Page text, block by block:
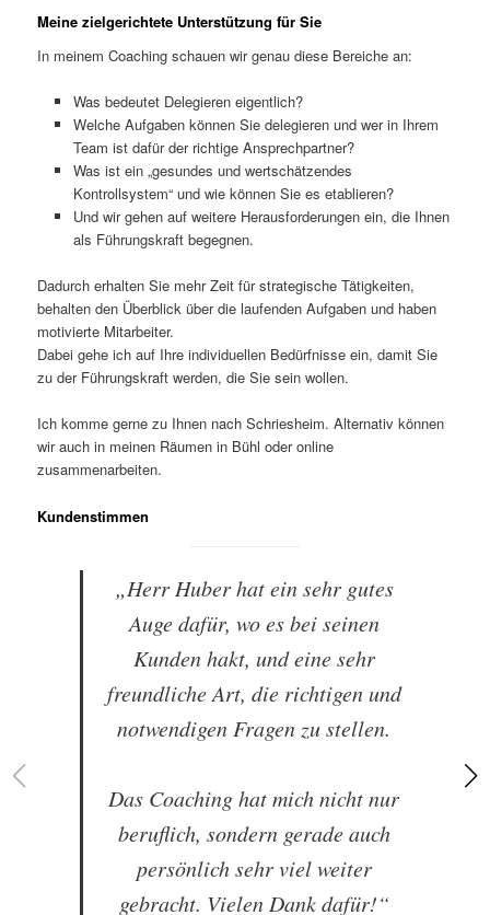
Meine zielgerichtete Unterstützung für Sie
In meinem Coaching schauen wir genau diese Bereiche an:
Was bedeutet Delegieren eigentlich?
Welche Aufgaben können Sie delegieren und wer in Ihrem
Team ist dafür der richtige Ansprechpartner?
Was ist ein „gesundes und wertschätzendes
Kontrollsystem“ und wie können Sie es etablieren?
Und wir gehen auf weitere Herausforderungen ein, die Ihnen
als Führungskraft begegnen.
Dadurch erhalten Sie mehr Zeit für strategische Tätigkeiten,
behalten den Überblick über die laufenden Aufgaben und haben
motivierte Mitarbeiter.
Dabei gehe ich auf Ihre individuellen Bedürfnisse ein, damit Sie
zu der Führungskraft werden, die Sie sein wollen.
Ich komme gerne zu Ihnen nach Schriesheim. Alternativ können
wir auch in meinen Räumen in Bühl oder online
zusammenarbeiten.
Kundenstimmen
„Herr Huber hat ein sehr gutes
Auge dafür, wo es bei seinen
Kunden hakt, und eine sehr
freundliche Art, die richtigen und
notwendigen Fragen zu stellen.
Das Coaching hat mich nicht nur
beruflich, sondern gerade auch
persönlich sehr viel weiter
gebracht. Vielen Dank dafür!“